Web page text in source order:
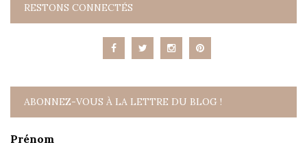
RESTONS CONNECTÉS
ABONNEZ-VOUS À LA LETTRE DU BLOG !
Prénom